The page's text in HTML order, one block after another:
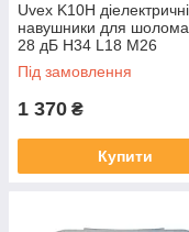
Uvex K10H діелектричні
навушники для
28 дБ H34 L18 M26
(2630210)
Під замовлення
1 370 ₴
Купити